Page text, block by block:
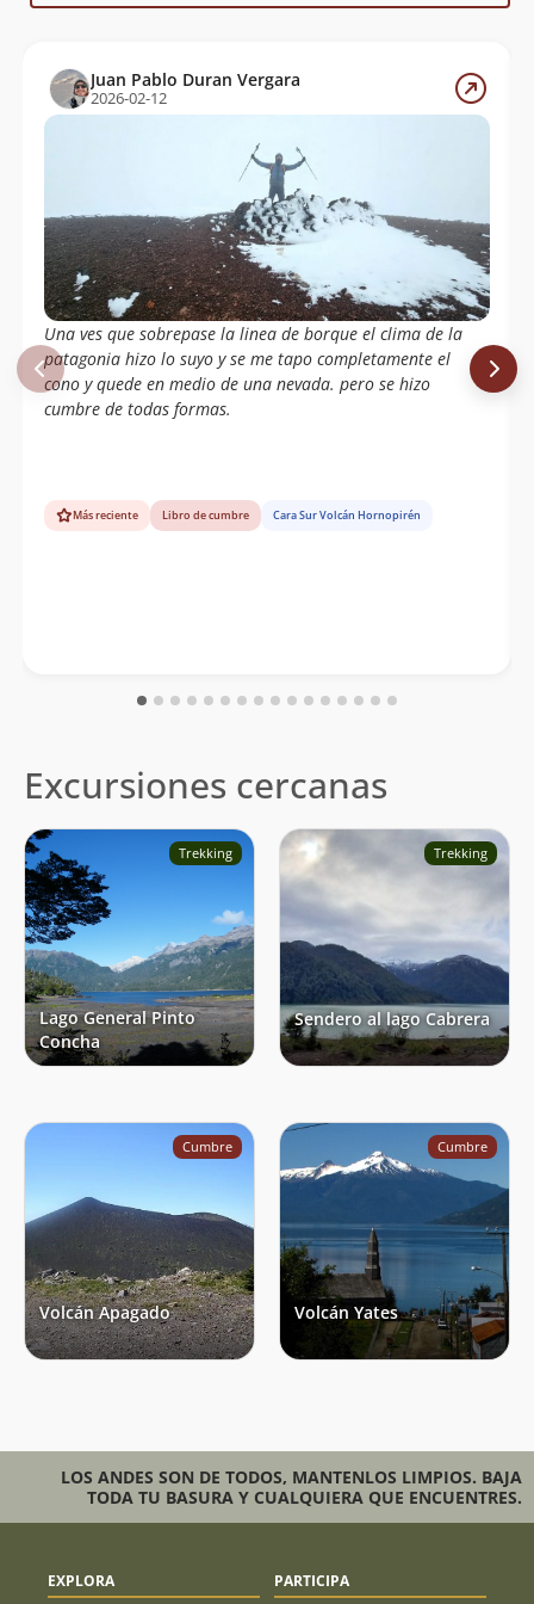
Farfan, Patricio Burnes, Cesar Burnes
Juan Pablo Duran Vergara
2026-02-12
Una ves que sobrepase la linea de borque el clima de la
patagonia hizo lo suyo y se me tapo completamente el
cono y quede en medio de una nevada. pero se hizo
cumbre de todas formas.
Más reciente Libro de cumbre Cara Sur Volcán Hornopirén
Excursiones cercanas
Trekking
Lago General Pinto
Concha
Trekking
Sendero al lago Cabrera
Cumbre
Volcán Apagado
Cumbre
Volcán Yates
LOS ANDES SON DE TODOS, MANTENLOS LIMPIOS. BAJA
TODA TU BASURA Y CUALQUIERA QUE ENCUENTRES.
EXPLORA PARTICIPA